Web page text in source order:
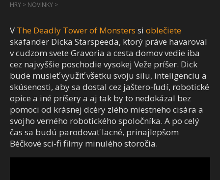
HRY > NOVINKY >
V The Deadly Tower of Monsters si oblečiete
skafander Dicka Starspeeda, ktorý práve havaroval
v cudzom svete Gravoria a cesta domov vedie iba
cez najvyššie poschodie vysokej Veže príšer. Dick
bude musieť využiť všetku svoju silu, inteligenciu a
skúsenosti, aby sa dostal cez jaštero-ľudí, robotické
opice a iné príšery a aj tak by to nedokázal bez
pomoci od krásnej dcéry zlého miestneho cisára a
svojho verného robotického spoločníka. A po celý
čas sa budú parodovať lacné, prinajlepšom
Béčkové sci-fi filmy minulého storočia.